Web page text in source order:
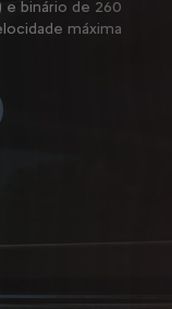
e binário de 260
máxima